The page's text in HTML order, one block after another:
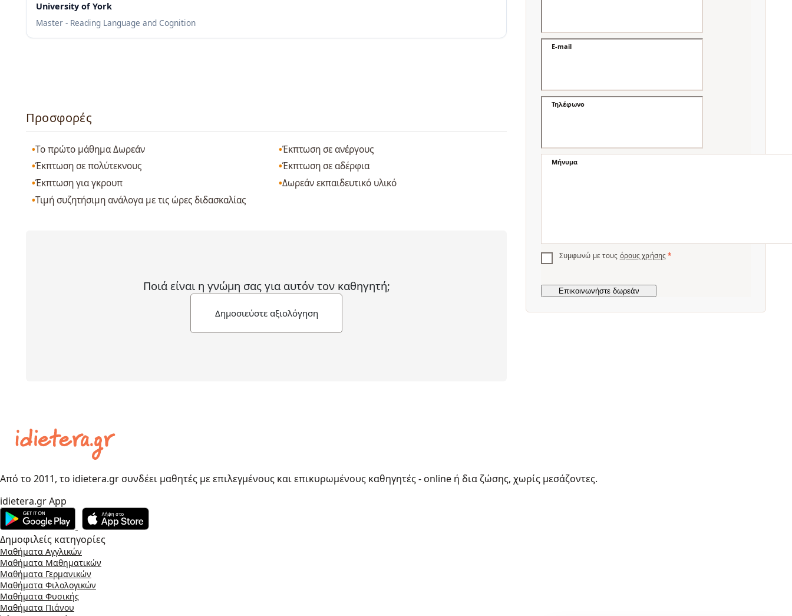
University of York
Master - Reading Language and Cognition
Προσφορές
Το πρώτο μάθημα Δωρεάν
Έκπτωση σε ανέργους
Έκπτωση σε πολύτεκνους
Έκπτωση σε αδέρφια
Έκπτωση για γκρουπ
Δωρεάν εκπαιδευτικό υλικό
Τιμή συζητήσιμη ανάλογα με τις ώρες διδασκαλίας
Ποιά είναι η γνώμη σας για αυτόν τον καθηγητή;
Δημοσιεύστε αξιολόγηση
E-mail
Τηλέφωνο
Μήνυμα
Συμφωνώ με τους όρους χρήσης *
Από το 2011, το idietera.gr συνδέει μαθητές με επιλεγμένους και επικυρωμένους καθηγητές - online ή δια ζώσης, χωρίς μεσάζοντες.
idietera.gr App
Δημοφιλείς κατηγορίες
Μαθήματα Αγγλικών
Μαθήματα Μαθηματικών
Μαθήματα Γερμανικών
Μαθήματα Φιλολογικών
Μαθήματα Φυσικής
Μαθήματα Πιάνου